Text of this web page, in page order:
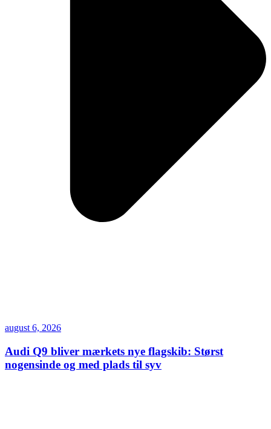
august 6, 2026
Audi Q9 bliver mærkets nye flagskib: Størst
nogensinde og med plads til syv